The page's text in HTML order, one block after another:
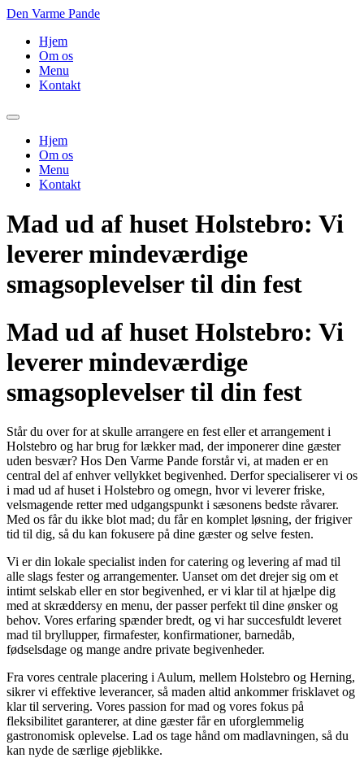
Videre
indhold
Den Varme Pande
Hjem
Om os
Menu
Kontakt
Hjem
Om os
Menu
Kontakt
Mad ud af huset Holstebro: Vi
leverer mindeværdige
smagsoplevelser til din fest
Mad ud af huset Holstebro: Vi
leverer mindeværdige
smagsoplevelser til din fest
Står du over for at skulle arrangere en fest eller et arrangement i
Holstebro og har brug for lækker mad, der imponerer dine gæster
uden besvær? Hos Den Varme Pande forstår vi, at maden er en
central del af enhver vellykket begivenhed. Derfor specialiserer vi os
i mad ud af huset i Holstebro og omegn, hvor vi leverer friske,
velsmagende retter med udgangspunkt i sæsonens bedste råvarer.
Med os får du ikke blot mad; du får en komplet løsning, der frigiver
tid til dig, så du kan fokusere på dine gæster og selve festen.
Vi er din lokale specialist inden for catering og levering af mad til
alle slags fester og arrangementer. Uanset om det drejer sig om et
intimt selskab eller en stor begivenhed, er vi klar til at hjælpe dig
med at skræddersy en menu, der passer perfekt til dine ønsker og
behov. Vores erfaring spænder bredt, og vi har succesfuldt leveret
mad til bryllupper, firmafester, konfirmationer, barnedåb,
fødselsdage og mange andre private begivenheder.
Fra vores centrale placering i Aulum, mellem Holstebro og Herning,
sikrer vi effektive leverancer, så maden altid ankommer frisklavet og
klar til servering. Vores passion for mad og vores fokus på
fleksibilitet garanterer, at dine gæster får en uforglemmelig
gastronomisk oplevelse. Lad os tage hånd om madlavningen, så du
kan nyde de særlige øjeblikke.